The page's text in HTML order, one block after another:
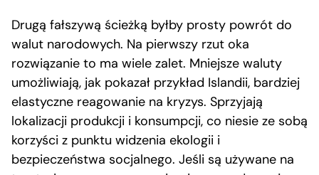
Drugą fałszywą ścieżką byłby prosty powrót do
walut narodowych. Na pierwszy rzut oka
rozwiązanie to ma wiele zalet. Mniejsze waluty
umożliwiają, jak pokazał przykład Islandii, bardziej
elastyczne reagowanie na kryzys. Sprzyjają
lokalizacji produkcji i konsumpcji, co niesie ze sobą
korzyści z punktu widzenia ekologii i
bezpieczeństwa socjalnego. Jeśli są używane na